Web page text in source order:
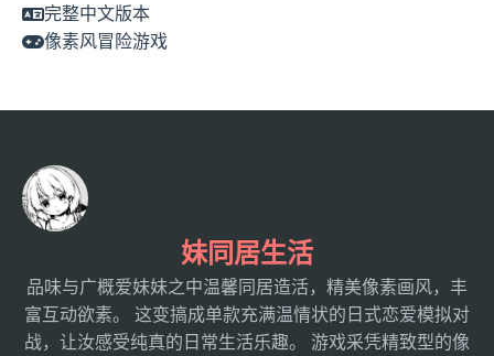
完整中文版本
像素风冒险游戏
妹同居生活
品味与广概爱妹妹之中温馨同居造活，精美像素画风，丰
富互动欲素。 这变搞成单款充满温情状的日式恋爱模拟对
战，让汝感受纯真的日常生活乐趣。 游戏采凭精致型的像